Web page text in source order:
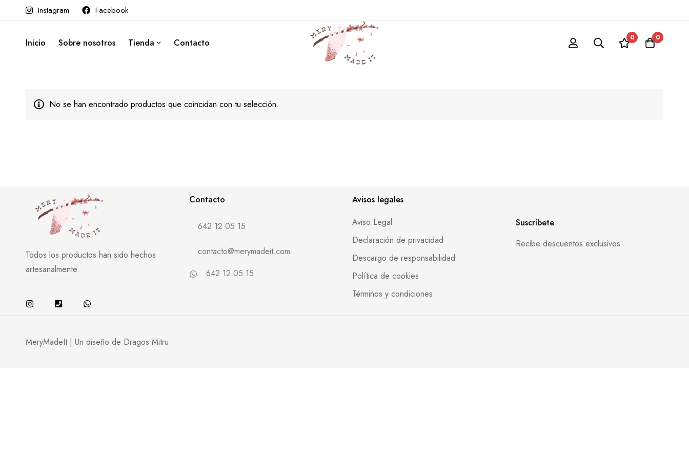
Instagram Facebook
Inicio Sobre nosotros Tienda Contacto 0 0
recargado
Productos recargado
No se han encontrado productos que coincidan con tu selección.
Todos los productos han sido hechos
artesanalmente.
Contacto
642 12 05 15
contacto@merymadeit.com
642 12 05 15
Avisos legales
Aviso Legal
Declaración de privacidad
Descargo de responsabilidad
Política de cookies
Términos y condiciones
Suscríbete
Recibe descuentos exclusivos
MeryMadeIt | Un diseño de Dragos Mitru